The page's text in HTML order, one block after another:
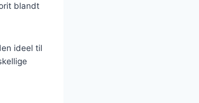
blandt
ideel til